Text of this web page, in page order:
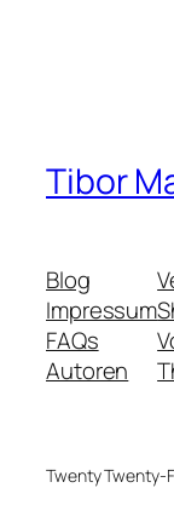
Tibor
Blog
Impressum
FAQs
Autoren
Twenty Twenty-